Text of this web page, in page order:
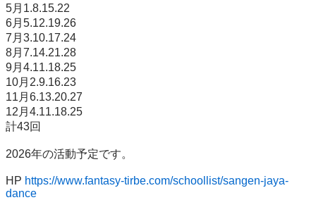
5月1.8.15.22
6月5.12.19.26
7月3.10.17.24
8月7.14.21.28
9月4.11.18.25
10月2.9.16.23
11月6.13.20.27
12月4.11.18.25
計43回
2026年の活動予定です。
HP https://www.fantasy-tirbe.com/schoollist/sangen-jaya-
dance